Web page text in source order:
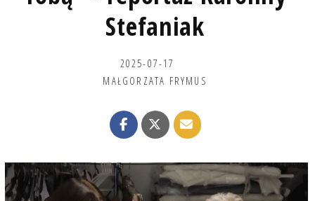
Stefaniak
2025-07-17
MAŁGORZATA FRYMUS